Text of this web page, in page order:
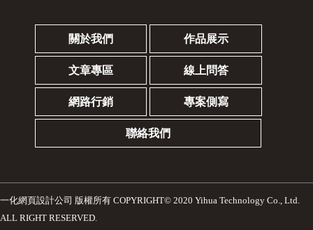
關於我們 作品展示
文章專區 線上問答
網路行銷 專案側寫
聯絡我們
一化網頁設計公司
版權所有 COPYRIGHT© 2020 Yihua Technology Co., Ltd.
ALL RIGHT RESERVED.